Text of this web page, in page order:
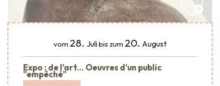
vom 28. Julibis zum 20. August
Expo : de l'art... Oeuvres d'un public
"empêché"